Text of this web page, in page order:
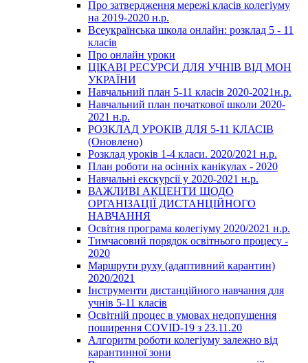
Про затвердження мережі класів колегіуму
на 2019-2020 н.р.
Всеукраїнська школа онлайн: розклад 5 - 11
класів
Про онлайн уроки
ЦІКАВІ РЕСУРСИ ДЛЯ УЧНІВ ВІД МОН
УКРАЇНИ
Навчальний план 5-11 класів 2020-2021н.р.
Навчальний план початкової школи 2020-
2021 н.р.
РОЗКЛАД УРОКІВ ДЛЯ 5-11 КЛАСІВ
(Оновлено)
Розклад уроків 1-4 класи. 2020/2021 н.р.
План роботи на осінніх канікулах - 2020
Навчальні екскурсії у 2020-2021 н.р.
ВАЖЛИВІ АКЦЕНТИ ЩОДО
ОРГАНІЗАЦІЇ ДИСТАНЦІЙНОГО
НАВЧАННЯ
Освітня програма колегіуму 2020/2021 н.р.
Тимчасовий порядок освітнього процесу -
2020
Маршрути руху (адаптивний карантин)
2020/2021
Інструменти дистанційного навчання для
учнів 5-11 класів
Освітній процес в умовах недопущення
поширення COVID-19 з 23.11.20
Алгоритм роботи колегіуму залежно від
карантинної зони